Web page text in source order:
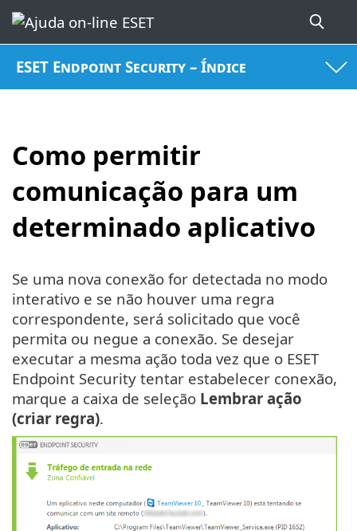
ESET Endpoint Security – Índice
Como permitir
comunicação para um
determinado aplicativo
Se uma nova conexão for detectada no modo
interativo e se não houver uma regra
correspondente, será solicitado que você
permita ou negue a conexão. Se desejar
executar a mesma ação toda vez que o ESET
Endpoint Security tentar estabelecer conexão,
marque a caixa de seleção Lembrar ação
(criar regra).